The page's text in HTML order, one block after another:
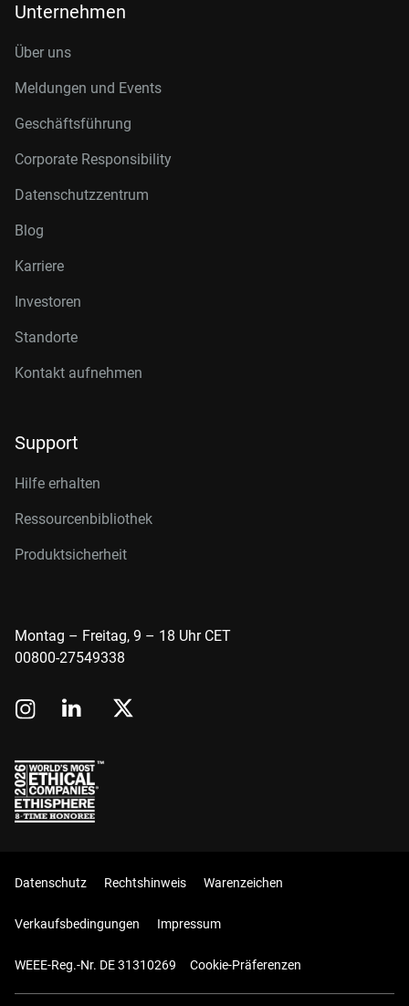
Unternehmen
Über uns
Meldungen und Events
Geschäftsführung
Corporate Responsibility
Datenschutzzentrum
Blog
Karriere
Investoren
Standorte
Kontakt aufnehmen
Support
Hilfe erhalten
Ressourcenbibliothek
Produktsicherheit
Montag – Freitag, 9 – 18 Uhr CET
00800-27549338
Datenschutz Rechtshinweis Warenzeichen
Verkaufsbedingungen Impressum
WEEE-Reg.-Nr. DE 31310269 Cookie-Präferenzen